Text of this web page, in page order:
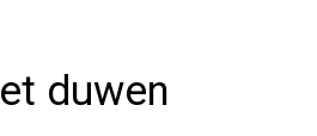
duwen